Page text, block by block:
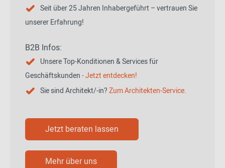
Seit über 25 Jahren Inhabergeführt – vertrauen Sie
unserer Erfahrung!
B2B Infos:
Unsere Top-Konditionen & Services für
Geschäftskunden- Jetzt entdecken!
Sie sind Architekt/-in?Zum Architekten-Service.
Jetzt beraten lassen
Mehr über uns